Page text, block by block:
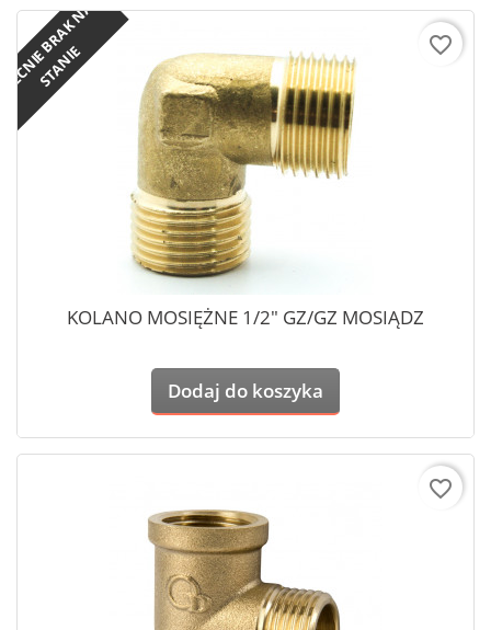
E
KOLANO MOSIĘŻNE 1/2" GZ/GZ MOSIĄDZ
Dodaj do koszyka
favorite_border
favorite_border